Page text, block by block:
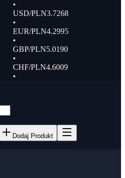
USD/PLN3.7268
EUR/PLN4.2995
GBP/PLN5.0190
CHF/PLN4.6009
Dodaj Produkt